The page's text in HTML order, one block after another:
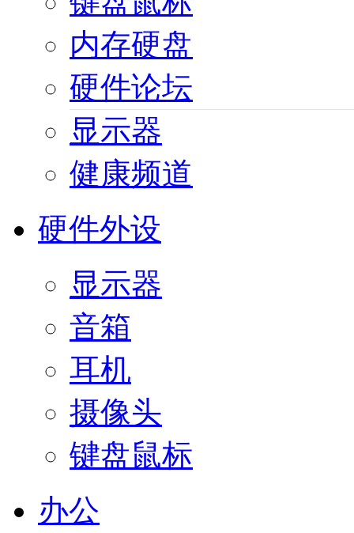
内存硬盘
硬件论坛
显示器
健康频道
硬件外设
显示器
音箱
耳机
摄像头
键盘鼠标
办公